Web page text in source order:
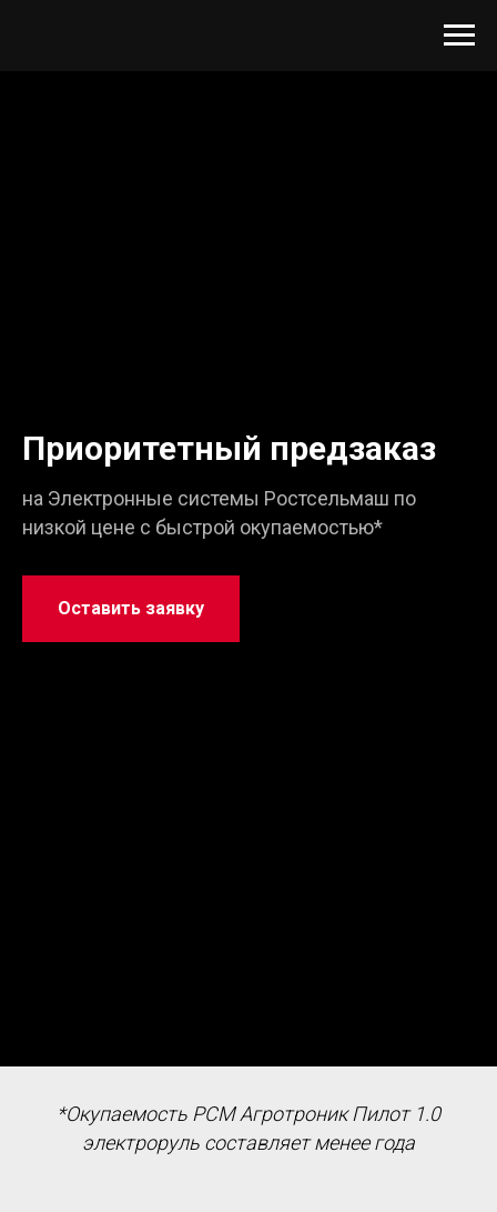
Приоритетный предзаказ
на Электронные системы Ростсельмаш по
низкой цене с быстрой окупаемостью*
Оставить заявку
*Окупаемость РСМ Агротроник Пилот 1.0
электроруль составляет менее года